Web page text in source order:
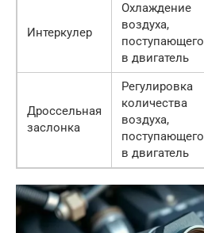
Интеркулер
Охлаждение
воздуха,
поступающего
в двигатель
Дроссельная
заслонка
Регулировка
количества
воздуха,
поступающего
в двигатель